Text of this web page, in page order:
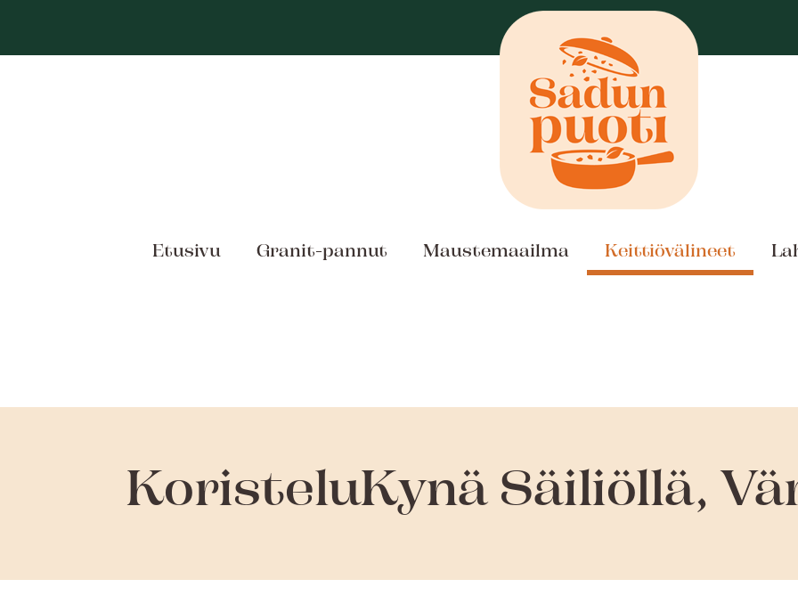
Etusivu Granit-pannut Maustemaailma Keittiövälineet
KoristeluKynä Säiliöllä,